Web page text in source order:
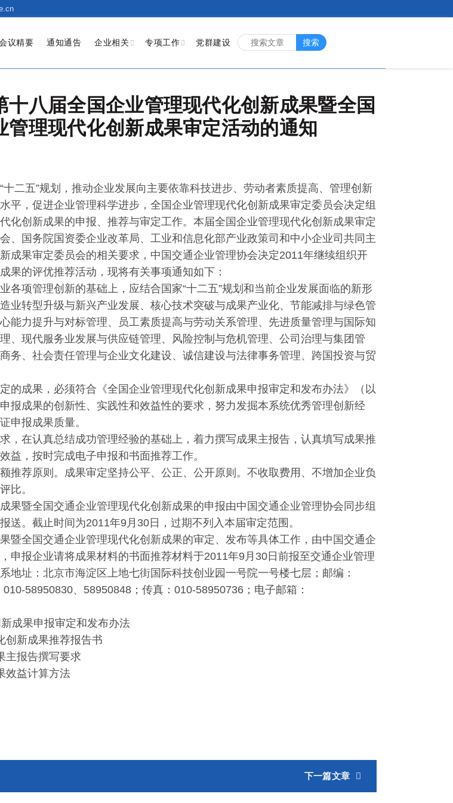
议精要 通知通告 企业相关 专项工作 党群建设 搜索
十八届全国企业管理现代化创新成果暨全国
管理现代化创新成果审定活动的通知
二五”规划，推动企业发展向主要依靠科技进步、劳动者素质提高、管理创新
平，促进企业管理科学进步，全国企业管理现代化创新成果审定委员会决定组
化创新成果的申报、推荐与审定工作。本届全国企业管理现代化创新成果审定
、国务院国资委企业改革局、工业和信息化部产业政策司和中小企业司共同主
成果审定委员会的相关要求，中国交通企业管理协会决定2011年继续组织开
果的评优推荐活动，现将有关事项通知如下：
各项管理创新的基础上，应结合国家“十二五”规划和当前企业发展面临的新形
业转型升级与新兴产业发展、核心技术突破与成果产业化、节能减排与绿色管
能力提升与对标管理、员工素质提高与劳动关系管理、先进质量管理与国际知
、现代服务业发展与供应链管理、风险控制与危机管理、公司治理与集团管
务、社会责任管理与企业文化建设、诚信建设与法律事务管理、跨国投资与贸
的成果，必须符合《全国企业管理现代化创新成果申报审定和发布办法》（以
报成果的创新性、实践性和效益性的要求，努力发掘本系统优秀管理创新经
申报成果质量。
，在认真总结成功管理经验的基础上，着力撰写成果主报告，认真填写成果推
益，按时完成电子申报和书面推荐工作。
推荐原则。成果审定坚持公平、公正、公开原则。不收取费用、不增加企业负
比。
果暨全国交通企业管理现代化创新成果的申报由中国交通企业管理协会同步组
送。截止时间为2011年9月30日，过期不列入本届审定范围。
暨全国交通企业管理现代化创新成果的审定、发布等具体工作，由中国交通企
申报企业请将成果材料的书面推荐材料于2011年9月30日前报至交通企业管理
地址：北京市海淀区上地七街国际科技创业园一号院一号楼七层；邮编：
58950830、58950848；传真：010-58950736；电子邮箱：
成果申报审定和发布办法
创新成果推荐报告书
主报告撰写要求
效益计算方法
下一篇文章